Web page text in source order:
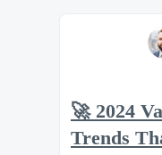
🚀 2024
Trends